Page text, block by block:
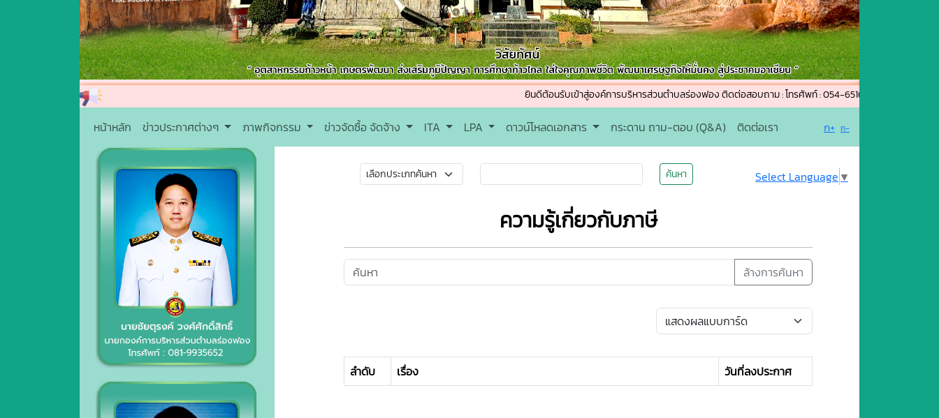
ยินดีต้อนรับเข้าสู่องค์การบริหารส่วนตำบลร่องฟอง ติดต่อสอบถาม : โทรศัพท์ : 054-651654 อีเมล์ rongfong-
หน้าหลัก ข่าวประกาศต่างๆ ภาพกิจกรรม ข่าวจัดซื้อ จัดจ้าง ITA LPA ดาวน์โหลดเอกสาร กระดาน ถาม-ตอบ (Q&A) ติดต่อเรา ก+ ก-
ค้นหา Select Language ▼
ความรู้เกี่ยวกับภาษี
ล้างการค้นหา
ลำดับ เรื่อง วันที่ลงประกาศ